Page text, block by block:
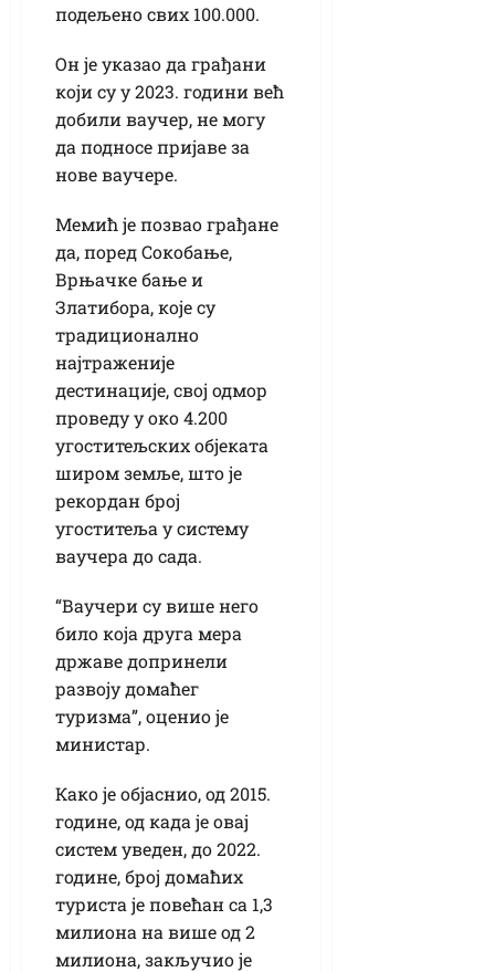
подељено свих 100.000.
Он је указао да грађани
који су у 2023. години већ
добили ваучер, не могу
да подносе пријаве за
нове ваучере.
Мемић је позвао грађане
да, поред Сокобање,
Врњачке бање и
Златибора, које су
традиционално
најтраженије
дестинације, свој одмор
проведу у око 4.200
угоститељских објеката
широм земље, што је
рекордан број
угоститеља у систему
ваучера до сада.
“Ваучери су више него
било која друга мера
државе допринели
развоју домаћег
туризма”, оценио је
министар.
Како је објаснио, од 2015.
године, од када је овај
систем уведен, до 2022.
године, број домаћих
туриста је повећан са 1,3
милиона на више од 2
милиона, закључио је